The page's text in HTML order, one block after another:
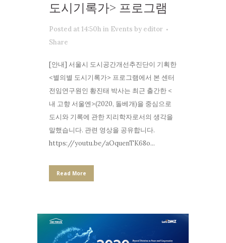
도시기록가> 프로그램
Posted at 14:50h in Events by editor
Share
[안내] 서울시 도시공간개선추진단이 기획한
<별의별 도시기록가> 프로그램에서 본 센터
전임연구원인 황진태 박사는 최근 출간한 <
내 고향 서울엔>(2020, 돌베개)을 중심으로
도시와 기록에 관한 지리학자로서의 생각을
말했습니다. 관련 영상을 공유합니다.
https://youtu.be/aOquenTK68o...
Read More